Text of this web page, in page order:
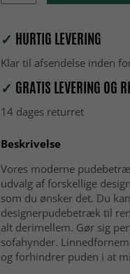
✓ HURTIG LEVERING
Klar til afsendelse inden
✓ GRATIS LEVERING OG
14 dages returret
Beskrivelse
Vores moderne
udvalg af forskellige
som du ønsker det. Du
designerpudebetræk til
alt derimellem. Gør sig
sofahynder.
og forhindrer puden i at